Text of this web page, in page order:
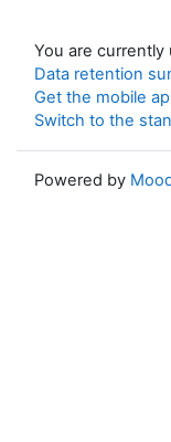
You are
Data retention
Get the mobile
Switch to the
Powered by